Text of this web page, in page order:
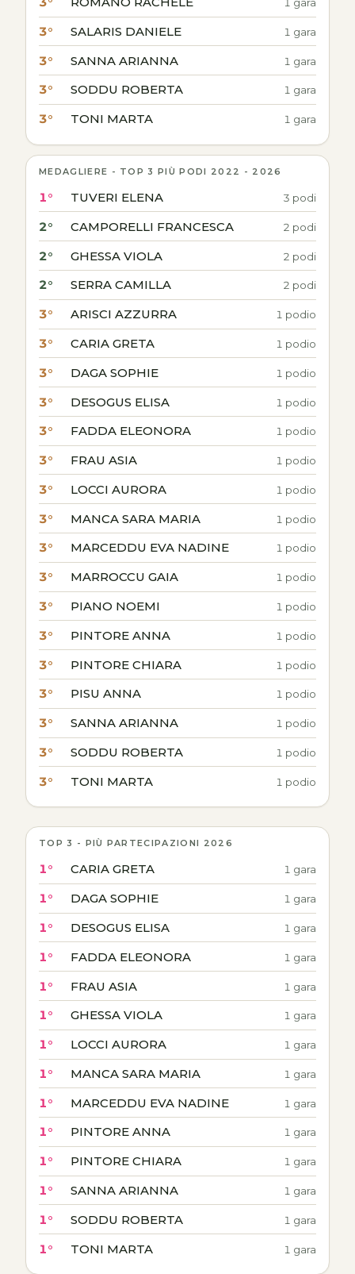
3° SALARIS DANIELE 1 gara
3° SANNA ARIANNA 1 gara
3° SODDU ROBERTA 1 gara
3° TONI MARTA 1 gara
MEDAGLIERE - TOP 3 PIÙ PODI 2022 - 2026
1° TUVERI ELENA 3 podi
2° CAMPORELLI FRANCESCA 2 podi
2° GHESSA VIOLA 2 podi
2° SERRA CAMILLA 2 podi
3° ARISCI AZZURRA 1 podio
3° CARIA GRETA 1 podio
3° DAGA SOPHIE 1 podio
3° DESOGUS ELISA 1 podio
3° FADDA ELEONORA 1 podio
3° FRAU ASIA 1 podio
3° LOCCI AURORA 1 podio
3° MANCA SARA MARIA 1 podio
3° MARCEDDU EVA NADINE 1 podio
3° MARROCCU GAIA 1 podio
3° PIANO NOEMI 1 podio
3° PINTORE ANNA 1 podio
3° PINTORE CHIARA 1 podio
3° PISU ANNA 1 podio
3° SANNA ARIANNA 1 podio
3° SODDU ROBERTA 1 podio
3° TONI MARTA 1 podio
TOP 3 - PIÙ PARTECIPAZIONI 2026
1° CARIA GRETA 1 gara
1° DAGA SOPHIE 1 gara
1° DESOGUS ELISA 1 gara
1° FADDA ELEONORA 1 gara
1° FRAU ASIA 1 gara
1° GHESSA VIOLA 1 gara
1° LOCCI AURORA 1 gara
1° MANCA SARA MARIA 1 gara
1° MARCEDDU EVA NADINE 1 gara
1° PINTORE ANNA 1 gara
1° PINTORE CHIARA 1 gara
1° SANNA ARIANNA 1 gara
1° SODDU ROBERTA 1 gara
1° TONI MARTA 1 gara